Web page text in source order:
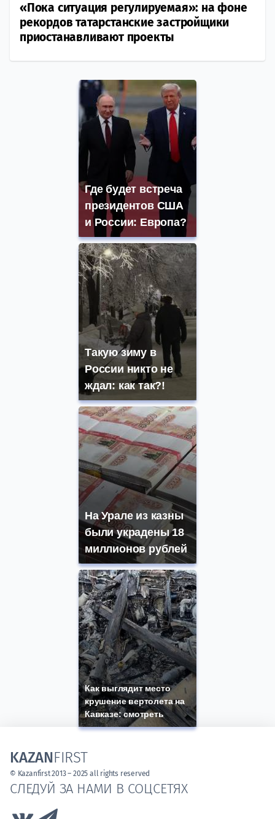
«Пока ситуация регулируемая»: на фоне
рекордов татарстанские застройщики
приостанавливают проекты
Где будет встреча
президентов США
и России: Европа?
Такую зиму в
России никто не
ждал: как так?!
На Урале из казны
были украдены 18
миллионов рублей
Как выглядит место
крушение вертолета на
Кавказе: смотреть
СЛЕДУЙ ЗА НАМИ В СОЦСЕТЯХ
Link to Vk
KAZANFIRST
© Kazanfirst 2013 – 2025 all rights reserved